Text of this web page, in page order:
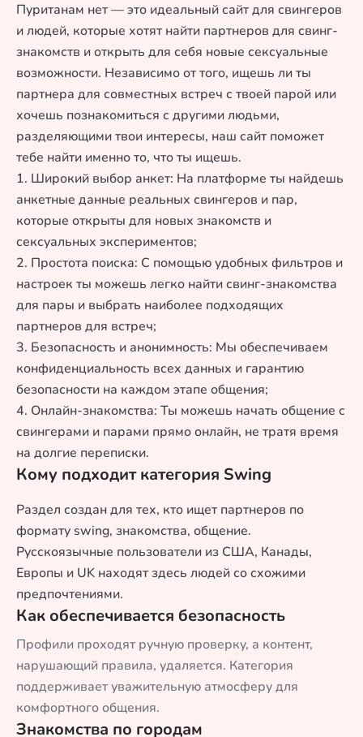
Пуританам нет — это идеальный сайт для свингеров
и людей, которые хотят найти партнеров для свинг-
знакомств и открыть для себя новые сексуальные
возможности. Независимо от того, ищешь ли ты
партнера для совместных встреч с твоей парой или
хочешь познакомиться с другими людьми,
разделяющими твои интересы, наш сайт поможет
тебе найти именно то, что ты ищешь.
1. Широкий выбор анкет: На платформе ты найдешь
анкетные данные реальных свингеров и пар,
которые открыты для новых знакомств и
сексуальных экспериментов;
2. Простота поиска: С помощью удобных фильтров и
настроек ты можешь легко найти свинг-знакомства
для пары и выбрать наиболее подходящих
партнеров для встреч;
3. Безопасность и анонимность: Мы обеспечиваем
конфиденциальность всех данных и гарантию
безопасности на каждом этапе общения;
4. Онлайн-знакомства: Ты можешь начать общение с
свингерами и парами прямо онлайн, не тратя время
на долгие переписки.
Кому подходит категория Swing
Раздел создан для тех, кто ищет партнеров по
формату swing, знакомства, общение.
Русскоязычные пользователи из США, Канады,
Европы и UK находят здесь людей со схожими
предпочтениями.
Как обеспечивается безопасность
Профили проходят ручную проверку, а контент,
нарушающий правила, удаляется. Категория
поддерживает уважительную атмосферу для
комфортного общения.
Знакомства по городам